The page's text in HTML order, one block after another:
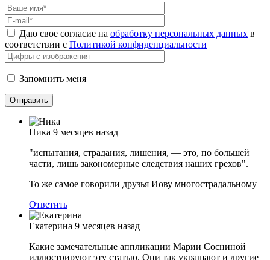
Даю свое согласие на обработку персональных данных в
соответствии с Политикой конфиденциальности
Запомнить меня
Ника 9 месяцев назад
"испытания, страдания, лишения, — это, по большей
части, лишь закономерные следствия наших грехов".
То же самое говорили друзья Иову многострадальному
Ответить
Екатерина 9 месяцев назад
Какие замечательные аппликации Марии Сосниной
иллюстрируют эту статью. Они так украшают и другие